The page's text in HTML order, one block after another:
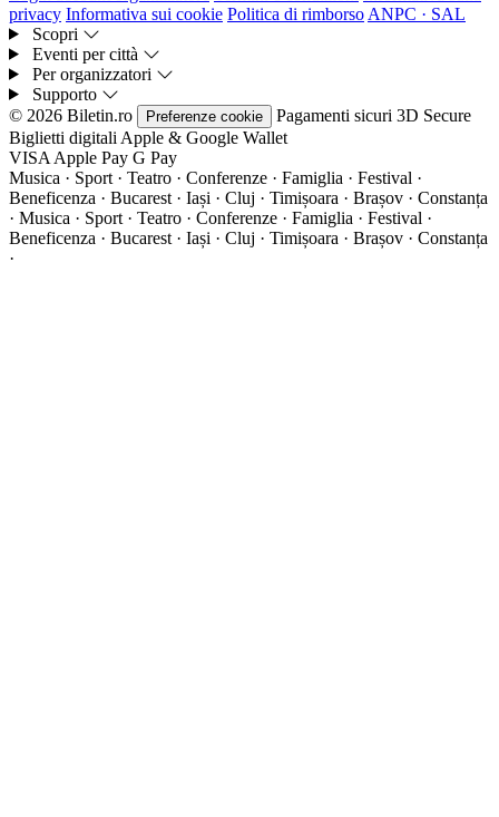
privacy Informativa sui cookie Politica di rimborso ANPC · SAL
Scopri
Eventi per città
Per organizzatori
Supporto
© 2026 Biletin.ro
Preferenze cookie Pagamenti sicuri 3D Secure
Biglietti digitali Apple & Google Wallet
VISA Apple Pay G Pay
Musica · Sport · Teatro · Conferenze · Famiglia · Festival ·
Beneficenza · Bucarest · Iași · Cluj · Timișoara · Brașov · Constanța
· Musica · Sport · Teatro · Conferenze · Famiglia · Festival ·
Beneficenza · Bucarest · Iași · Cluj · Timișoara · Brașov · Constanța
·